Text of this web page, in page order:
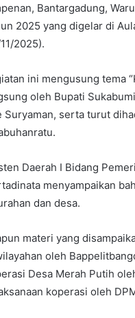
Bantargadung,
2025 yang digelar di
2025).
ini mengusung tema
oleh Bupati
Suryaman, serta turut
Daerah I Bidang
menyampaikan
dan desa.
materi yang
oleh
Desa Merah Putih
koperasi oleh